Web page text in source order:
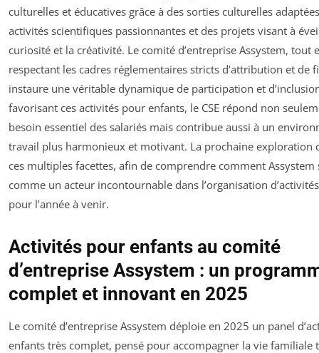
culturelles et éducatives grâce à des sorties culturelles
activités scientifiques passionnantes et des projets visant à
curiosité et la créativité. Le comité d’entreprise Assystem, tout
respectant les cadres réglementaires stricts d’attribution et de
instaure une véritable dynamique de participation et
favorisant ces activités pour enfants, le CSE répond non
besoin essentiel des salariés mais contribue aussi à un
travail plus harmonieux et motivant. La prochaine exploration
ces multiples facettes, afin de comprendre comment Assystem
comme un acteur incontournable dans l’organisation
pour l’année à venir.
Activités pour enfants au comité
d’entreprise Assystem : un
complet et innovant en 2025
Le comité d’entreprise Assystem déploie en 2025 un panel
enfants très complet, pensé pour accompagner la vie familiale